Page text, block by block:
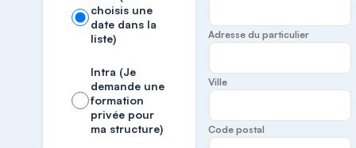
choisis une
date dans la
liste)
Intra (Je
demande une
formation
privée pour
ma structure)
Adresse du particulier
Ville
Code postal